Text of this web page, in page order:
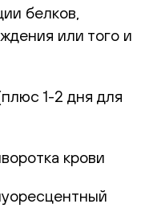
белков,
или того и
1-2 дня для
крови